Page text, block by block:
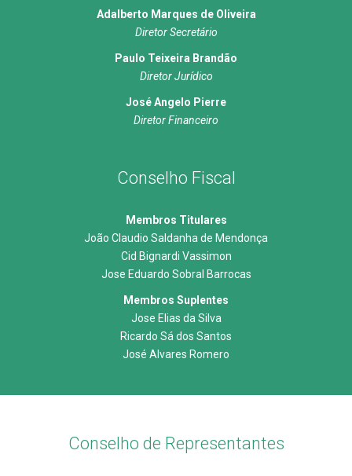
Adalberto Marques de Oliveira
Diretor Secretário
Paulo Teixeira Brandão
Diretor Jurídico
José Angelo Pierre
Diretor Financeiro
Conselho Fiscal
Membros Titulares
João Claudio Saldanha de Mendonça
Cid Bignardi Vassimon
Jose Eduardo Sobral Barrocas
Membros Suplentes
Jose Elias da Silva
Ricardo Sá dos Santos
José Alvares Romero
Conselho de Representantes